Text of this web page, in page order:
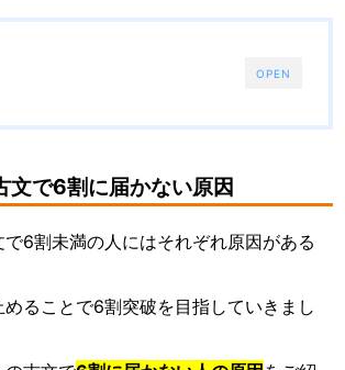
OPEN
文で6割に届かない原因
6割未満の人にはそれぞれ原因がある
ることで6割突破を目指していきまし